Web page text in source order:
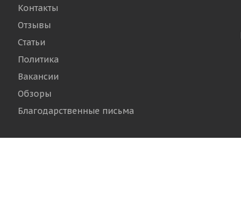
Контакты
Отзывы
Статьи
Политика
Вакансии
Обзоры
Благодарственные письма